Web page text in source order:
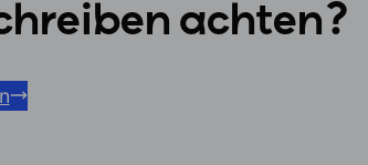
achten?